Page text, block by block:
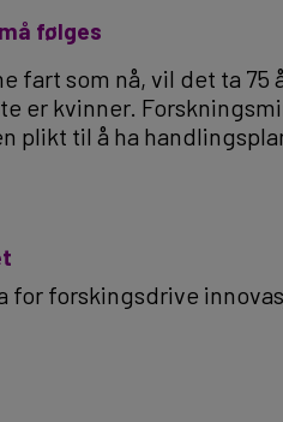
følges
fart som nå, vil det ta 75
er kvinner.
plikt til å ha
for forskingsdrive